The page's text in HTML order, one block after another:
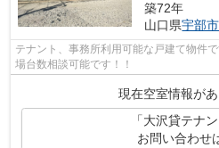
築72年
山口県宇部市
テナント、事務所利用可能な戸建て物件
場台数相談可能です！！
現在空室情報があ
「大沢貸テナ
お問い合わせ